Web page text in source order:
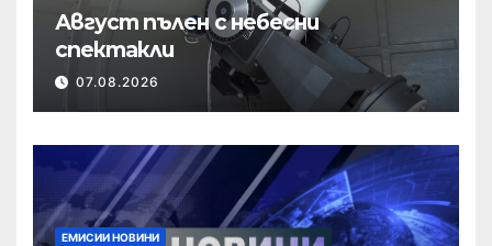
Август пълен с небесни
спектакли
07.08.2026
ЕМИСИИ НОВИНИ